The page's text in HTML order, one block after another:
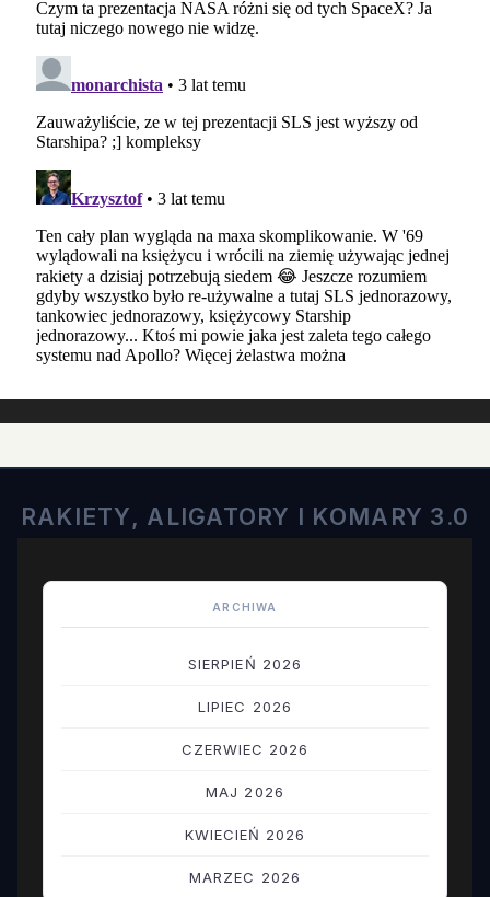
RAKIETY, ALIGATORY I KOMARY 3.0
ARCHIWA
SIERPIEŃ 2026
LIPIEC 2026
CZERWIEC 2026
MAJ 2026
KWIECIEŃ 2026
MARZEC 2026